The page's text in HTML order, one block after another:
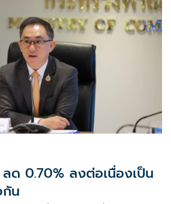
ด 0.70% ลงต่อเนื่องเป็น
น